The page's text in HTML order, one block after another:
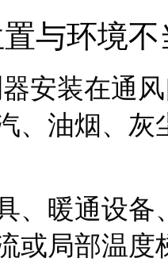
与环境不
安装在通
、油烟、
、暖通设
或局部温